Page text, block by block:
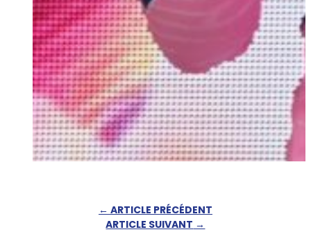
← ARTICLE PRÉCÉDENT
ARTICLE SUIVANT →